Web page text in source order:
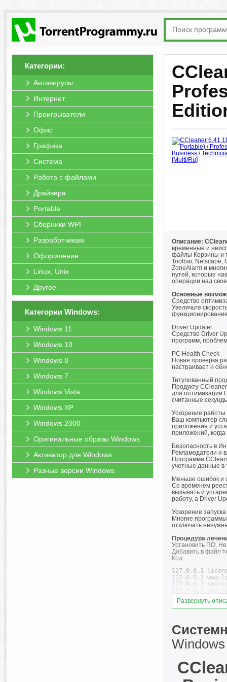
Категории:
Антивирусы
Интернет
Проигрыватели
Офис
Графика
Система
Работа с файлами
Драйвера
Portable
Сборники WPI
Разработчикам
Оформление
Linux, Unix
Другое
Категории Windows:
Windows 11
Windows 10
Windows 8
Windows 7
Windows Vista
Windows XP
Windows 2000
Оригинальные образы Windows
Активатор для Windows
Разные версии Windows
Описание:
временные и
файлы Корзины и
Toolbar, Netscape,
ZoneAlarm и
путей, которые
операции над
Основные
Средство
Увеличьте
Driver Updater
Средство Driver
программ,
PC Health Check
Новая проверка
настраивает и
Титулованный
Продукту
для оптимизации
считанные
Ускорение
Ваш компьютер
приложения и
приложений,
Безопасность в
Рекламодатели и
Программа
учетные данные в
Меньше ошибок и
Со временем
вызывать и
работу, а Driver
Ускорение запуска
Многие
отключать
Процедура
Установить ПО. Не
Добавить в файл
Код:
127.0.0.1
127.0.0.1
127.0.0.1
127.0.0.1
127.0.0.1
127.0.0.1
127.0.0.1
127.0.0.1
Скопировать
Можно
Развернуть